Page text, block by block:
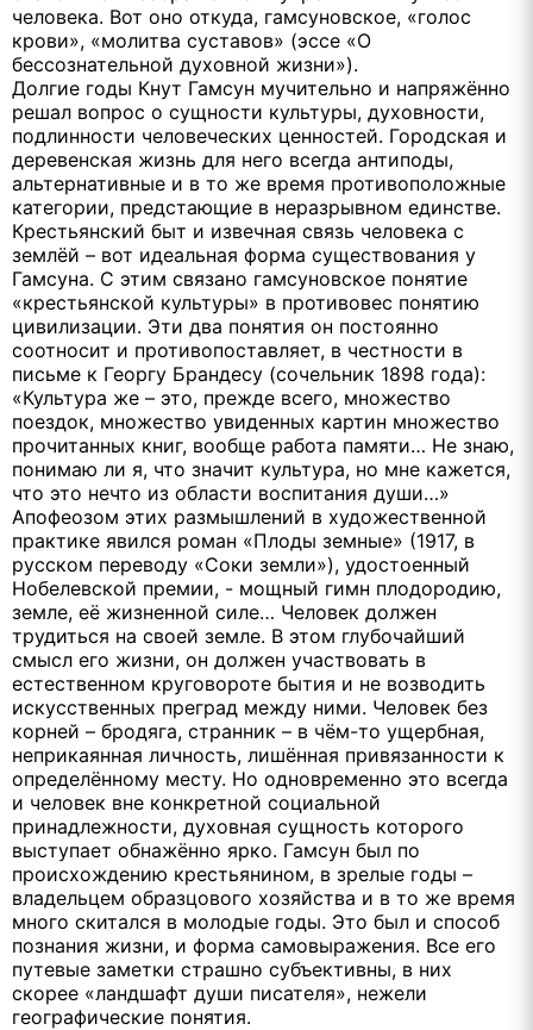
человека. Вот оно откуда, гамсуновское, «голос
крови», «молитва суставов» (эссе «О
бессознательной духовной жизни»).
Долгие годы Кнут Гамсун мучительно и напряжённо
решал вопрос о сущности культуры, духовности,
подлинности человеческих ценностей. Городская и
деревенская жизнь для него всегда антиподы,
альтернативные и в то же время противоположные
категории, предстающие в неразрывном единстве.
Крестьянский быт и извечная связь человека с
землёй – вот идеальная форма существования у
Гамсуна. С этим связано гамсуновское понятие
«крестьянской культуры» в противовес понятию
цивилизации. Эти два понятия он постоянно
соотносит и противопоставляет, в честности в
письме к Георгу Брандесу (сочельник 1898 года):
«Культура же – это, прежде всего, множество
поездок, множество увиденных картин множество
прочитанных книг, вообще работа памяти… Не знаю,
понимаю ли я, что значит культура, но мне кажется,
что это нечто из области воспитания души…»
Апофеозом этих размышлений в художественной
практике явился роман «Плоды земные» (1917, в
русском переводу «Соки земли»), удостоенный
Нобелевской премии, - мощный гимн плодородию,
земле, её жизненной силе… Человек должен
трудиться на своей земле. В этом глубочайший
смысл его жизни, он должен участвовать в
естественном круговороте бытия и не возводить
искусственных преград между ними. Человек без
корней – бродяга, странник – в чём-то ущербная,
неприкаянная личность, лишённая привязанности к
определённому месту. Но одновременно это всегда
и человек вне конкретной социальной
принадлежности, духовная сущность которого
выступает обнажённо ярко. Гамсун был по
происхождению крестьянином, в зрелые годы –
владельцем образцового хозяйства и в то же время
много скитался в молодые годы. Это был и способ
познания жизни, и форма самовыражения. Все его
путевые заметки страшно субъективны, в них
скорее «ландшафт души писателя», нежели
географические понятия.